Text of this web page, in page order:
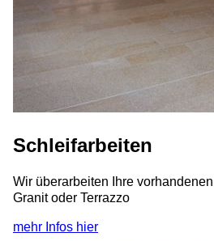
Schleifarbeiten
Wir überarbeiten Ihre
Granit oder Terrazzo
mehr Infos hier